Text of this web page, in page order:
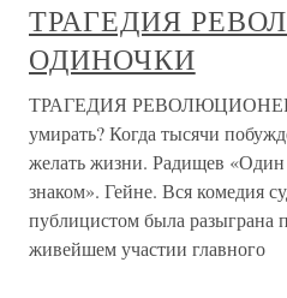
ТРАГЕДИЯ
ОДИНОЧКИ
ТРАГЕДИЯ
умирать? Когда тысячи
желать жизни. Радищев «Один
знаком». Гейне. Вся комедия
публицистом была разыграна
живейшем участии главного